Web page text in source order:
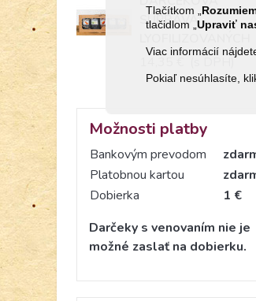
Tlačítkom „
tlačidlom „Upraviť
Viac informácií
Pokiaľ nesúhlasíte,
SÚPRAVA
KORBÁČIKOV...
(s DPH)
Možnosti platby
Bankovým prevodom
Platobnou kartou
Dobierka
1 €
Darčeky s venovaním nie je
možné zaslať na dobierku.